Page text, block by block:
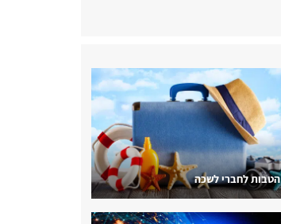
הטבות לחברי לשכה